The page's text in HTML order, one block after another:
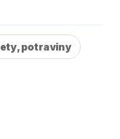
potraviny